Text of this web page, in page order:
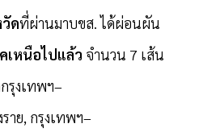
ดที่ผ่านมาบขส. ได้ผ่อนผัน
เหนือไปแล้ว จำนวน 7 เส้น
รุงเทพฯ–
าย, กรุงเทพฯ–